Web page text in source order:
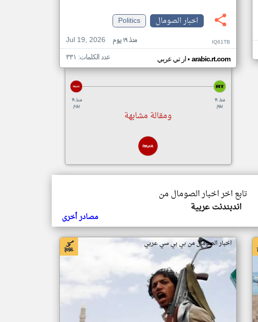
اخبار الصومال
Politics
Jul 19, 2026
منذ ١٩ يوم IQ61TB
ار تي عربي• arabic.rt.com عدد الكلمات: ٣٣١
منذ ١٩
يوم
منذ ١٩
يوم
ومقالة مشابهة
تابع اخر اخبار الصومال من
اندبندنت عربية
مصادر أخرى
اخبار الصومال من بي بي سي عربي